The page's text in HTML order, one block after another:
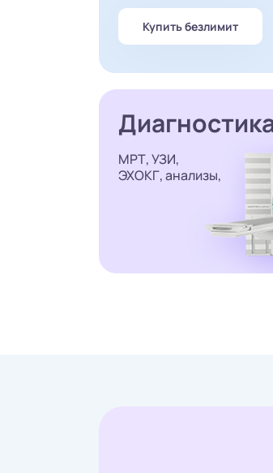
Купить безлимит
МРТ, УЗИ,
ЭХОКГ, анализы,